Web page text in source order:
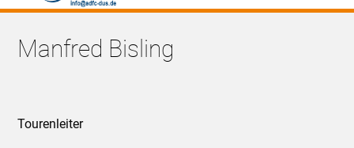
Manfred Bisling
Tourenleiter